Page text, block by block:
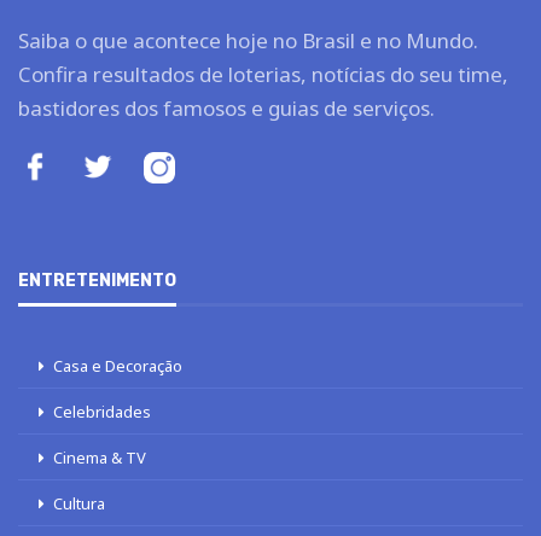
Saiba o que acontece hoje no Brasil e no Mundo.
Confira resultados de loterias, notícias do seu time,
bastidores dos famosos e guias de serviços.
ENTRETENIMENTO
Casa e Decoração
Celebridades
Cinema & TV
Cultura